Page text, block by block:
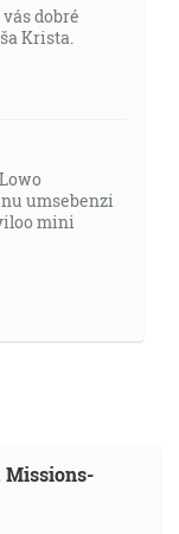
dobré
Krista.
umsebenzi
mini
Missions-